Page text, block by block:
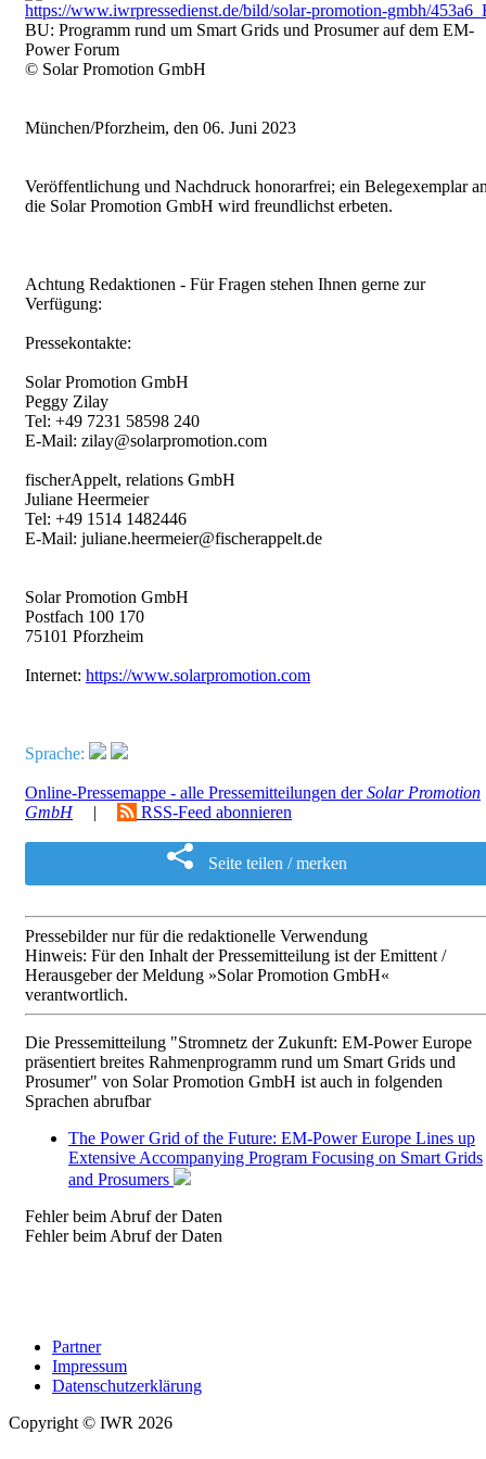
https://www.iwrpressedienst.de/bild/solar-promotion-gmbh/
BU: Programm rund um Smart Grids und Prosumer auf dem EM-
Power Forum
© Solar Promotion GmbH
München/Pforzheim, den 06. Juni 2023
Veröffentlichung und Nachdruck honorarfrei; ein Belegexemplar
die Solar Promotion GmbH wird freundlichst erbeten.
Achtung Redaktionen - Für Fragen stehen Ihnen gerne zur
Verfügung:
Pressekontakte:
Solar Promotion GmbH
Peggy Zilay
Tel: +49 7231 58598 240
E-Mail: zilay@solarpromotion.com
fischerAppelt, relations GmbH
Juliane Heermeier
Tel: +49 1514 1482446
E-Mail: juliane.heermeier@fischerappelt.de
Solar Promotion GmbH
Postfach 100 170
75101 Pforzheim
Internet: https://www.solarpromotion.com
Sprache:
Online-Pressemappe - alle Pressemitteilungen derSolar Promotion
GmbH
| RSS-Feed abonnieren
Seite teilen / merken
Pressebilder nur für die redaktionelle Verwendung
Hinweis: Für den Inhalt der Pressemitteilung ist der Emittent /
Herausgeber der Meldung »Solar Promotion GmbH«
verantwortlich.
Die Pressemitteilung "Stromnetz der Zukunft: EM-Power Europe
präsentiert breites Rahmenprogramm rund um Smart Grids und
Prosumer" von Solar Promotion GmbH ist auch in folgenden
Sprachen abrufbar
The Power Grid of the Future: EM-Power Europe Lines up
Extensive Accompanying Program Focusing on Smart Grids
and Prosumers
Fehler beim Abruf der Daten
Fehler beim Abruf der Daten
Partner
Impressum
Datenschutzerklärung
Copyright © IWR 2026